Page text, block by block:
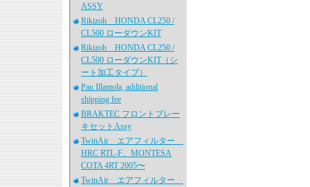
ASSY
Rikizoh HONDA CL250 /
CL500 ローダウンKIT
Rikizoh HONDA CL250 /
CL500 ローダウンKIT（シ
ート加工タイプ）
Pau Illamola, additional
shipping fee
BRAKTEC フロントブレー
キセットAssy
TwinAir エアフィルター
HRC RTL-F、MONTESA
COTA 4RT 2005〜
TwinAir エアフィルター